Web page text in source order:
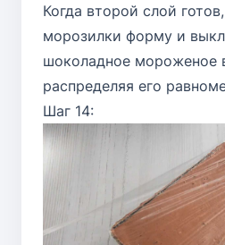
Когда второй слой
морозилки форму и
шоколадное мороженое
распределяя его
Шаг 14: